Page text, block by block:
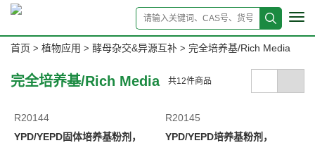
首页 > 植物应用 > 酵母杂交&异源互补 > 完全培养基/Rich Media
完全培养基/Rich Media 共12件商品
R20144
YPD/YEPD固体培养基粉剂，
R20145
YPD/YEPD培养基粉剂，